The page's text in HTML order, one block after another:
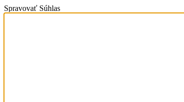
Spravovať Súhlas